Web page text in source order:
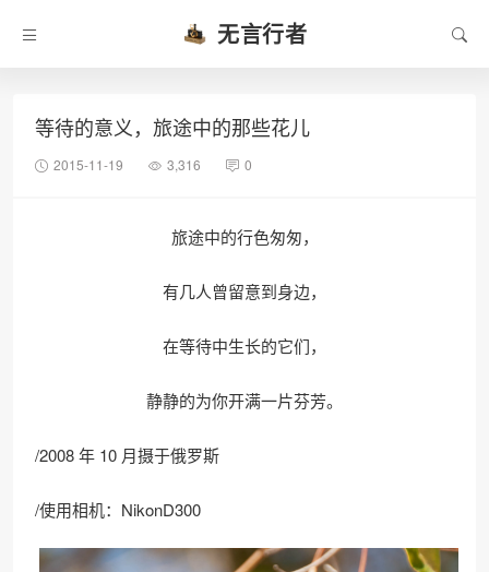
无言行者
等待的意义，旅途中的那些花儿
2015-11-19 3,316 0
旅途中的行色匆匆，
有几人曾留意到身边，
在等待中生长的它们，
静静的为你开满一片芬芳。
/2008 年 10 月摄于俄罗斯
/使用相机：NikonD300